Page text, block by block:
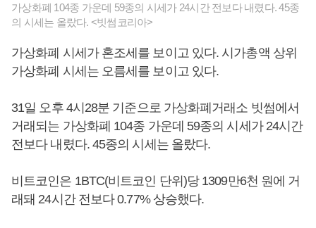
가상화폐 104종 가운데 59종의 시세가 24시간 전보다 내렸다. 45종
의 시세는 올랐다. <빗썸코리아>
가상화폐 시세가 혼조세를 보이고 있다. 시가총액 상위
가상화폐 시세는 오름세를 보이고 있다.
31일 오후 4시28분 기준으로 가상화폐거래소 빗썸에서
거래되는 가상화폐 104종 가운데 59종의 시세가 24시간
전보다 내렸다. 45종의 시세는 올랐다.
비트코인은 1BTC(비트코인 단위)당 1309만6천 원에 거
래돼 24시간 전보다 0.77% 상승했다.